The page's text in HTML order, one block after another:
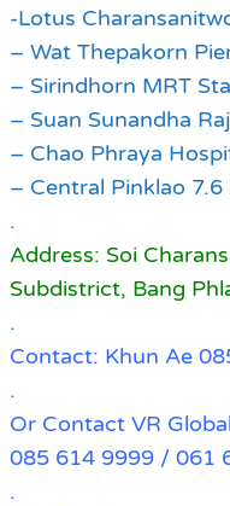
-Lotus
– Wat Thepakorn
– Sirindhorn MRT
– Suan Sunandha
– Chao Phraya
– Central Pinklao 7.6
.
Address: Soi
Subdistrict, Bang
.
Contact: Khun Ae
.
Or Contact VR
085 614 9999 / 061
.